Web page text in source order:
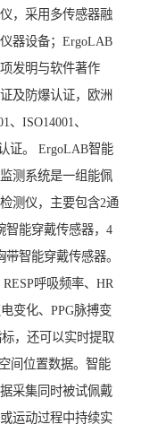
，采用多传感器融
器设备；ErgoLAB
发明与软件著作
及防爆认证，欧洲
、ISO14001、
证。 ErgoLAB智能
测系统是一组能佩
测仪，主要包含2通
智能穿戴传感器，4
智能穿戴传感器。
呼吸频率、HR
变化、PPG脉搏变
，还可以实时提取
间位置数据。智能
采集同时被试佩戴
运动过程中持续实